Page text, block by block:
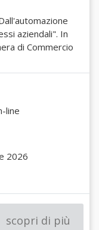
aziendali". In
di Commercio
line
2026
scopri di più